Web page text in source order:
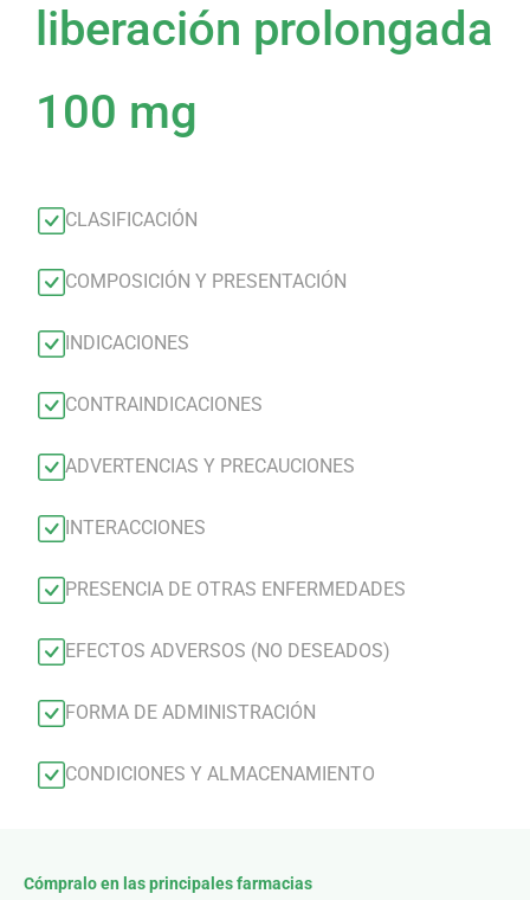
liberación prolongada
100 mg
CLASIFICACIÓN
COMPOSICIÓN Y PRESENTACIÓN
INDICACIONES
CONTRAINDICACIONES
ADVERTENCIAS Y PRECAUCIONES
INTERACCIONES
PRESENCIA DE OTRAS ENFERMEDADES
EFECTOS ADVERSOS (NO DESEADOS)
FORMA DE ADMINISTRACIÓN
CONDICIONES Y ALMACENAMIENTO
Cómpralo en las principales farmacias